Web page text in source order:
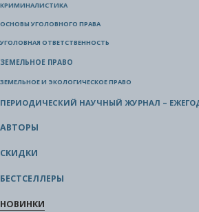
КРИМИНАЛИСТИКА
ОСНОВЫ УГОЛОВНОГО ПРАВА
УГОЛОВНАЯ ОТВЕТСТВЕННОСТЬ
ЗЕМЕЛЬНОЕ ПРАВО
ЗЕМЕЛЬНОЕ И ЭКОЛОГИЧЕСКОЕ ПРАВО
ПЕРИОДИЧЕСКИЙ НАУЧНЫЙ ЖУРНАЛ –
АВТОРЫ
СКИДКИ
БЕСТСЕЛЛЕРЫ
НОВИНКИ